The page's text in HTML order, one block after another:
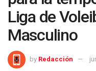
Liga de
Masculino
by Redacción